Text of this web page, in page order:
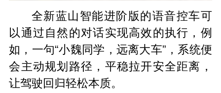
全新蓝山智能进阶版的语音控车可
以通过自然的对话实现高效的执行，例
如，一句“小魏同学，远离大车”，系统便
会主动规划路径，平稳拉开安全距离，
让驾驶回归轻松本质。